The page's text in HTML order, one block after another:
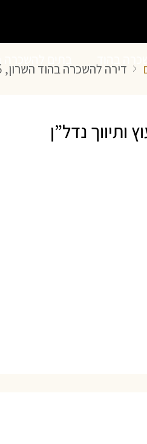
דירה להשכרה בהוד השרון, 5 חדרים | קציר נכסים ייעוץ ותיווך נדל”ן